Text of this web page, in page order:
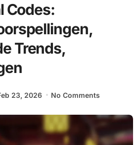
Codes:
Trends,
23, 2026 No Comments